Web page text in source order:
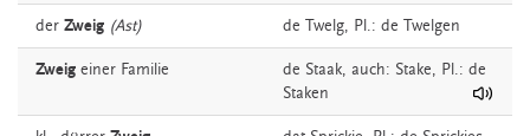
der Zweig (Ast) de Twelg, Pl.: de Twelgen
Zweig einer Familie de Staak, auch: Stake, Pl.: de
Staken